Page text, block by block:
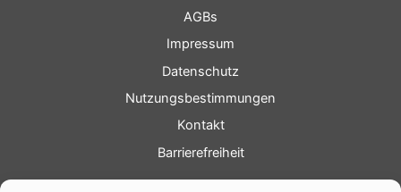
AGBs
Impressum
Datenschutz
Nutzungsbestimmungen
Kontakt
Barrierefreiheit